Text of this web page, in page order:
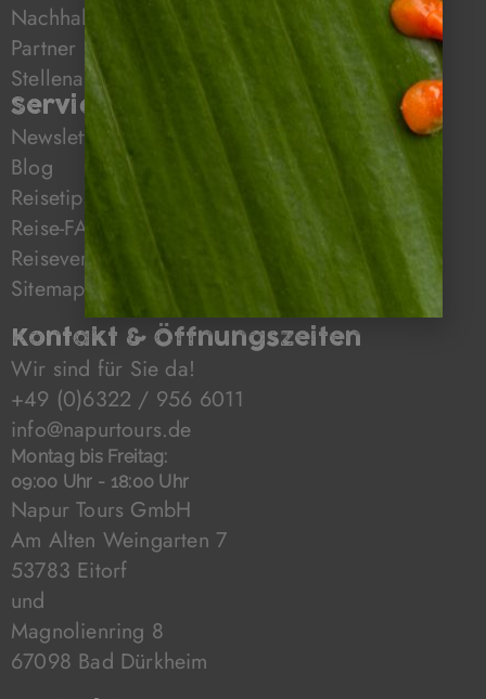
Nachhaltiges Reisen mit Napur Tours
Partner
Stellenangebote
Service
Newsletter
Blog
Reisetipps
Reise-FAQ
Reiseversicherung
Sitemap
Kontakt & Öffnungszeiten
Wir sind für Sie da!
+49 (0)6322 / 956 6011
info@napurtours.de
Montag bis Freitag:
09:00 Uhr - 18:00 Uhr
Napur Tours GmbH
Am Alten Weingarten 7
53783 Eitorf
und
Magnolienring 8
67098 Bad Dürkheim